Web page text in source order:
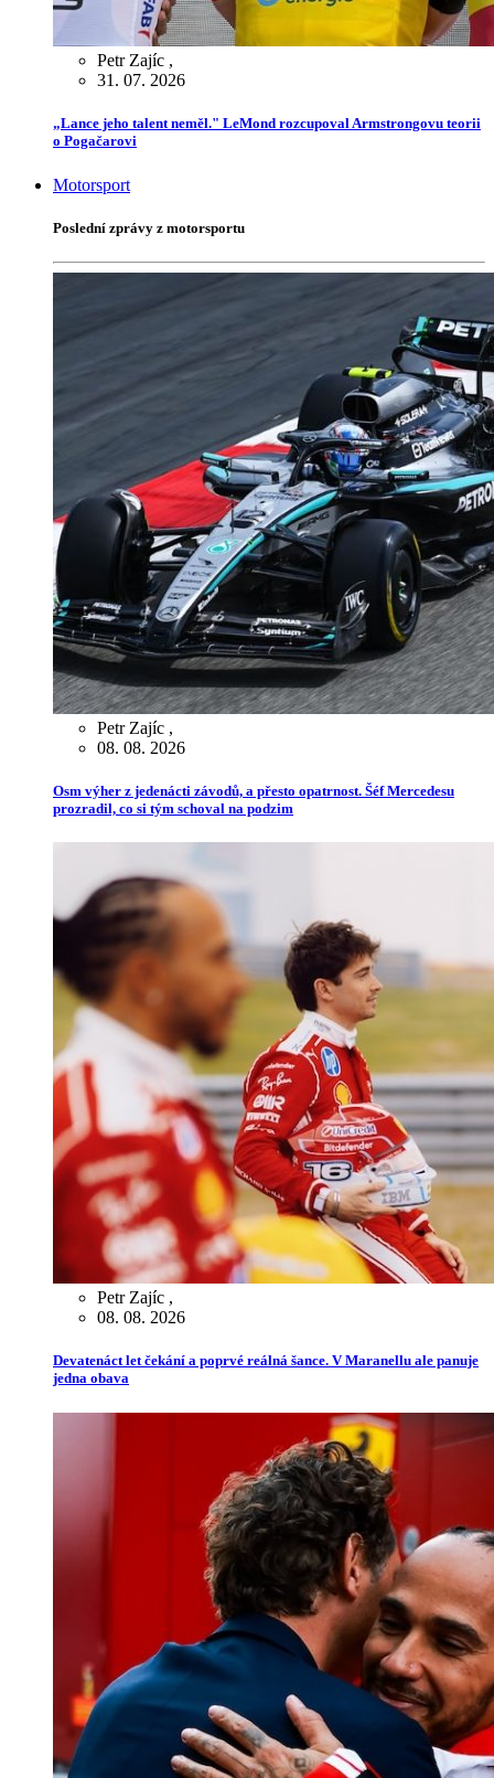
Petr Zajíc ,
31. 07. 2026
„Lance jeho talent neměl." LeMond rozcupoval Armstrongovu teorii
o Pogačarovi
Motorsport
Poslední zprávy z motorsportu
Petr Zajíc ,
08. 08. 2026
Osm výher z jedenácti závodů, a přesto opatrnost. Šéf Mercedesu
prozradil, co si tým schoval na podzim
Petr Zajíc ,
08. 08. 2026
Devatenáct let čekání a poprvé reálná šance. V Maranellu ale panuje
jedna obava